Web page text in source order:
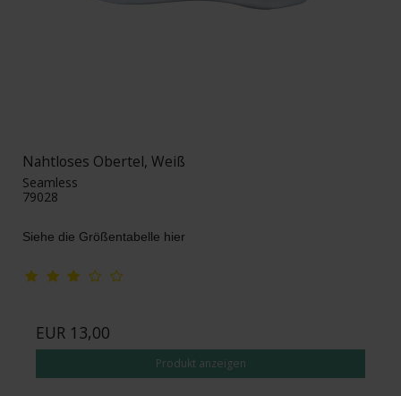
Nahtloses Obertel, Weiß
Seamless
79028
Siehe die Größentabelle hier
EUR 13,00
Produkt anzeigen